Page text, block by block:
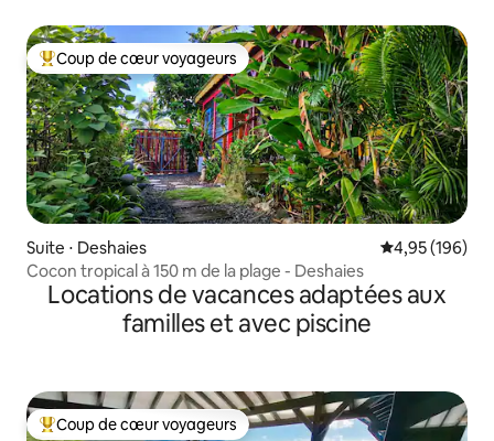
Coups de cœur voyageurs les plus appréciés
Coup de cœur voyageurs
Suite ⋅ Deshaies Évaluation
4,95 (196)
Cocon tropical à 150 m de la plage - Deshaies
Locations de vacances adaptées aux
familles et avec piscine
Coups de cœur voyageurs les plus appréciés
Coup de cœur voyageurs